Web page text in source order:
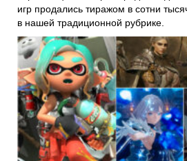
игр продались тиражом в сотни
в нашей традиционной рубрике.